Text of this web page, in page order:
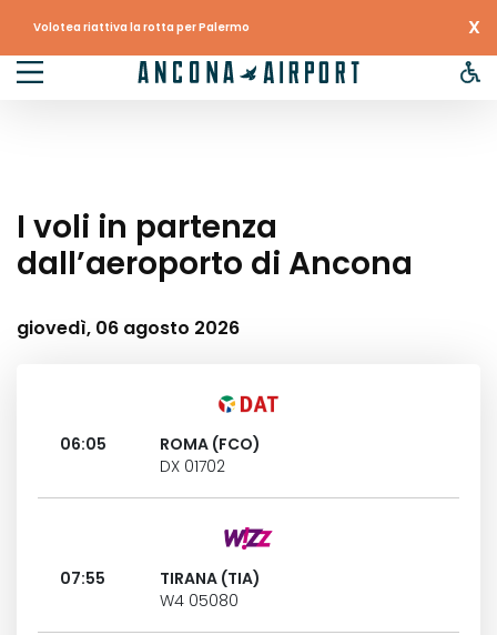
Volotea riattiva la rotta per Palermo X
I voli in partenza
dall’aeroporto di Ancona
giovedì, 06 agosto 2026
06:05
ROMA (FCO)
DX 01702
07:55
TIRANA (TIA)
W4 05080